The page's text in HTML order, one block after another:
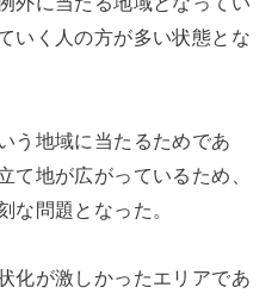
いく人の方が多い状態とな
う地域に当たるためであ
て地が広がっているため、
な問題となった。
化が激しかったエリアであ